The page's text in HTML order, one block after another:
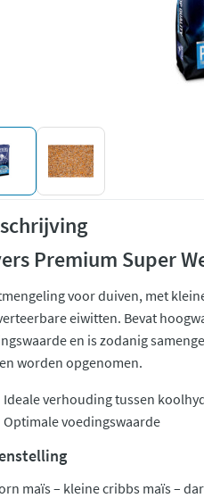
Premium Super
voor duiven, met
eiwitten. Bevat
en is zodanig
worden opgenomen.
Ideale verhouding tussen
Optimale voedingswaarde
maïs – kleine cribbs maïs –